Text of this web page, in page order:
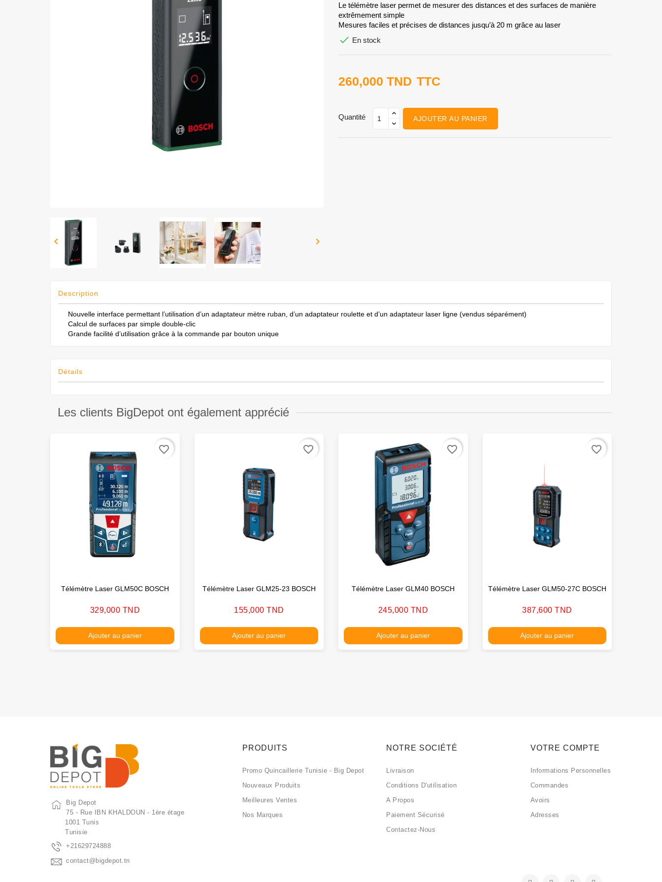
 
Le télémètre laser permet de mesurer des distances et des surfaces de manière
extrêmement simple
Mesures faciles et précises de distances jusqu’à 20 m grâce au laser
 En stock
260,000 TND TTC
Quantité AJOUTER AU PANIER
Description
Nouvelle interface permettant l’utilisation d’un adaptateur mètre ruban, d’un adaptateur roulette et d’un adaptateur laser ligne (vendus séparément)
Calcul de surfaces par simple double-clic
Grande facilité d’utilisation grâce à la commande par bouton unique
Détails
Les clients BigDepot ont également apprécié
Télémètre Laser GLM50C BOSCH
Prix
329,000 TND
Ajouter au panier
favorite_border
Télémètre Laser GLM25-23 BOSCH
Prix
155,000 TND
Ajouter au panier
favorite_border
Télémètre Laser GLM40 BOSCH
Prix
245,000 TND
Ajouter au panier
favorite_border
Télémètre Laser GLM50-27C BOSCH
Prix
387,600 TND
Ajouter au panier
favorite_border
Big Depot
75 - Rue IBN KHALDOUN - 1ère étage
1001 Tunis
Tunisie
+21629724888
contact@bigdepot.tn
PRODUITS
Promo Quincaillerie Tunisie - Big Depot
Nouveaux Produits
Meilleures Ventes
Nos Marques
NOTRE SOCIÉTÉ
Livraison
Conditions D'utilisation
A Propos
Paiement Sécurisé
Contactez-Nous
VOTRE COMPTE
Informations Personnelles
Commandes
Avoirs
Adresses